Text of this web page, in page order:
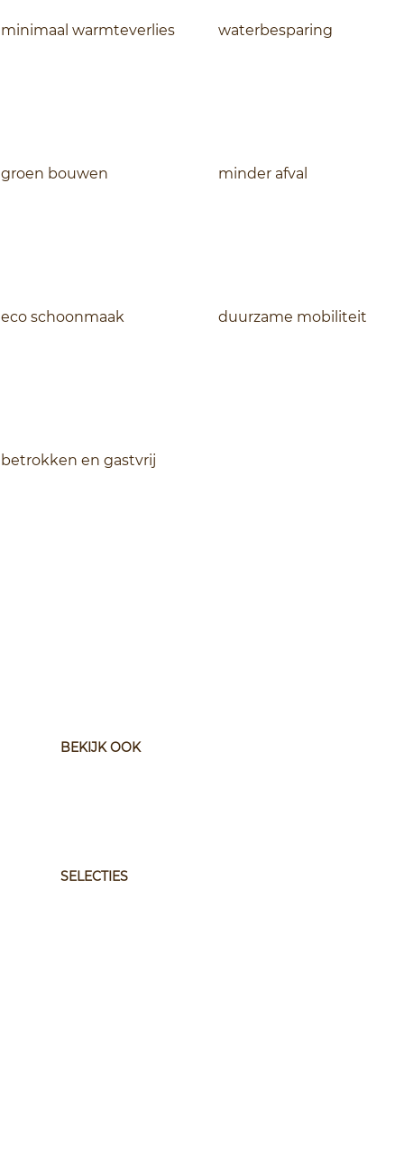
minimaal warmteverlies waterbesparing
groen bouwen minder afval
eco schoonmaak duurzame mobiliteit
betrokken en gastvrij
BEKIJK OOK
SELECTIES